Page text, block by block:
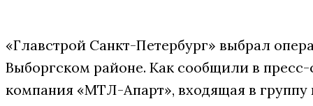
«Главстрой Санкт-Петербург» выбрал
Выборгском районе. Как сообщили в
компания «МТЛ-Апарт», входящая в группу